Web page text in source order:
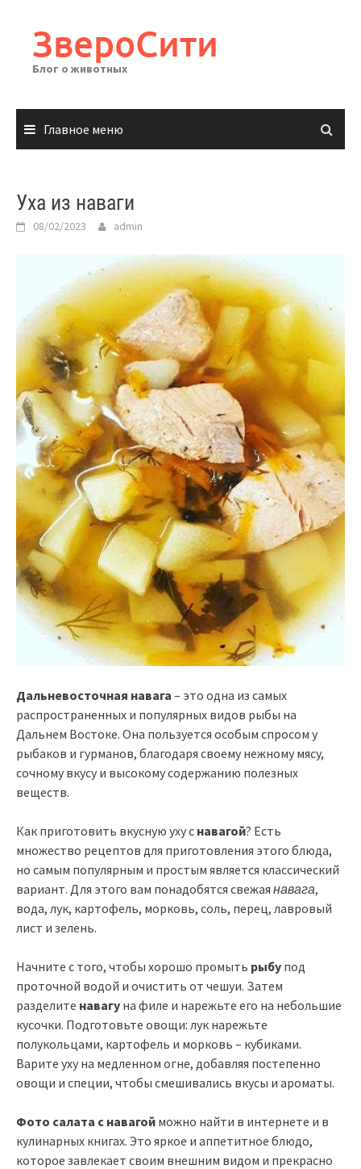
содержимому
ЗвероСити
Блог о животных
Главное меню
Уха из наваги
08/02/2023 admin
Дальневосточная навага – это одна из самых
распространенных и популярных видов рыбы на
Дальнем Востоке. Она пользуется особым спросом у
рыбаков и гурманов, благодаря своему нежному мясу,
сочному вкусу и высокому содержанию полезных
веществ.
Как приготовить вкусную уху с навагой? Есть
множество рецептов для приготовления этого блюда,
но самым популярным и простым является классический
вариант. Для этого вам понадобятся свежая навага,
вода, лук, картофель, морковь, соль, перец, лавровый
лист и зелень.
Начните с того, чтобы хорошо промыть рыбу под
проточной водой и очистить от чешуи. Затем
разделите навагу на филе и нарежьте его на небольшие
кусочки. Подготовьте овощи: лук нарежьте
полукольцами, картофель и морковь – кубиками.
Варите уху на медленном огне, добавляя постепенно
овощи и специи, чтобы смешивались вкусы и ароматы.
Фото салата с навагой можно найти в интернете и в
кулинарных книгах. Это яркое и аппетитное блюдо,
которое завлекает своим внешним видом и прекрасно